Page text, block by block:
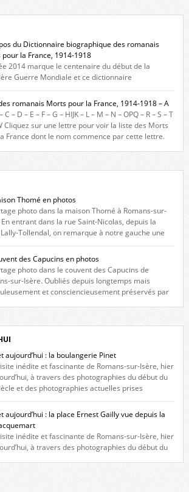
du Dictionnaire biographique des romanais
pour la France, 1914-1918
2014 marque le centenaire du début de la
Guerre Mondiale et ce dictionnaire
hommage aux romanais Morts pour la
La base de cette recherche historique est
gravés sur les plaques commémoratives de
du Dauphiné et du lycée Triboulet, […]
romanais Morts pour la France, 1914-1918 – A
C – D – E – F – G – HIJK – L – M – N – OPQ – R – S – T
Cliquez sur une lettre pour voir la liste des Morts
France dont le nom commence par cette lettre.
Thomé en photos
photo dans la maison Thomé à Romans-sur-
entrant dans la rue Saint-Nicolas, depuis la
Tollendal, on remarque à notre gauche une
siècle. Les deux façades sont ornées de
Entre ces deux étages, on peut voir une
statue de la Vierge. […]
des Capucins en photos
photo dans le couvent des Capucins de
sur-Isère. Oubliés depuis longtemps mais
et consciencieusement préservés par
de vestiges du couvent des Capucins ! Petit
aujourd’hui : la boulangerie Pinet
inédite et fascinante de Romans-sur-Isère, hier
à travers des photographies du début du
et des photographies actuelles prises
cadre ! A l’angle de la place Jean Jaurès et de
côté d’Intermarché), à Romans. La boulangerie
dans le […]
aujourd’hui : la place Ernest Gailly vue depuis la
inédite et fascinante de Romans-sur-Isère, hier
à travers des photographies du début du